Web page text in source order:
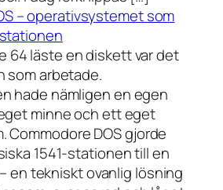
– operativsystemet som
64 läste en diskett var det
som arbetade.
hade nämligen en egen
minne och ett eget
Commodore DOS gjorde
1541-stationen till en
en tekniskt ovanlig lösning